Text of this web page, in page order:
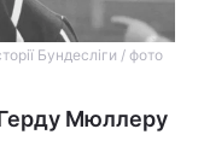
Бундесліги / фото
Мюллеру